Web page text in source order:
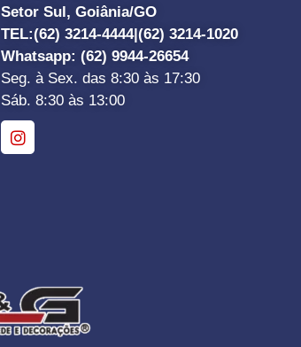
Setor Sul, Goiânia/GO
TEL:(62) 3214-4444| (62) 3214-1020
Whatsapp: (62) 9944-26654
Seg. à Sex. das 8:30 às 17:30
Sáb. 8:30 às 13:00